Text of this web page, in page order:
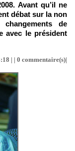
Avant qu’il ne
débat sur la non
de
avec le président
| | 0 commentaire(s)|